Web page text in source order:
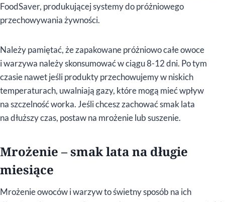
FoodSaver, produkującej systemy do próżniowego
przechowywania żywności.
Należy pamiętać, że zapakowane próżniowo całe owoce
i warzywa należy skonsumować w ciągu 8-12 dni. Po tym
czasie nawet jeśli produkty przechowujemy w niskich
temperaturach, uwalniają gazy, które mogą mieć wpływ
na szczelność worka. Jeśli chcesz zachować smak lata
na dłuższy czas, postaw na mrożenie lub suszenie.
Mrożenie – smak lata na długie
miesiące
Mrożenie owoców i warzyw to świetny sposób na ich